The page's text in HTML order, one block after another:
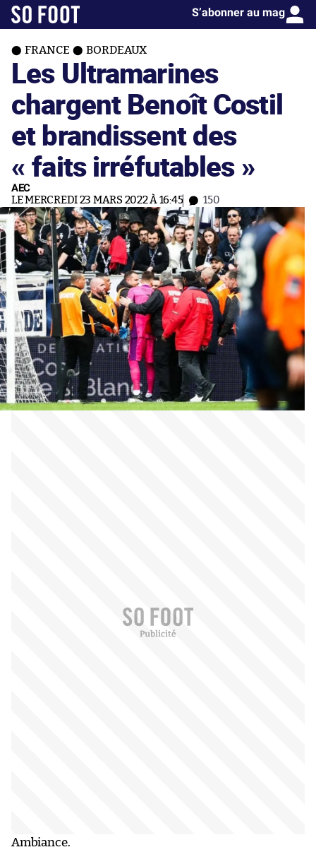
S’abonner au mag
FRANCE BORDEAUX
Les Ultramarines
chargent Benoît Costil
et brandissent des
« faits irréfutables »
AEC
LE MERCREDI 23 MARS 2022 À 16:45 150
Ambiance.